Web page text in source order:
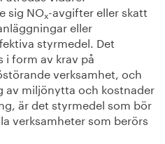
sig NOx-avgifter eller skatt
eller
styrmedel. Det
i form av krav på
verksamhet, och
av miljönytta och kostnader
är det styrmedel som bör
verksamheter som berörs